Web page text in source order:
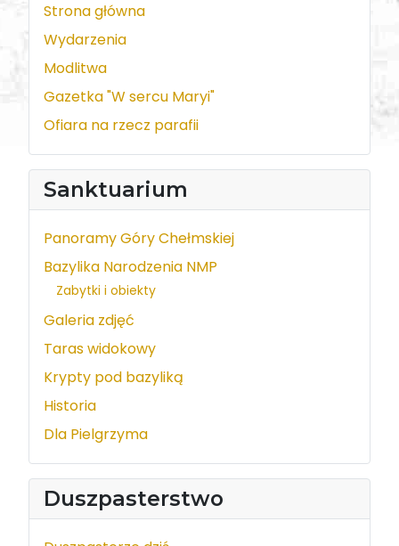
Strona główna
Wydarzenia
Modlitwa
Gazetka "W sercu Maryi"
Ofiara na rzecz parafii
Sanktuarium
Panoramy Góry Chełmskiej
Bazylika Narodzenia NMP
Zabytki i obiekty
Galeria zdjęć
Taras widokowy
Krypty pod bazyliką
Historia
Dla Pielgrzyma
Duszpasterstwo